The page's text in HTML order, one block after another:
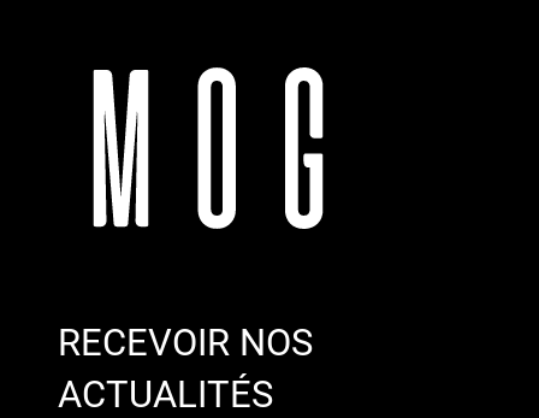
RECEVOIR NOS
ACTUALITÉS